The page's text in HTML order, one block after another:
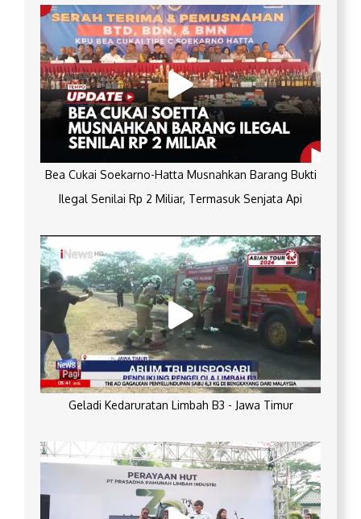
Bea Cukai Soekarno-Hatta Musnahkan Barang Bukti
Ilegal Senilai Rp 2 Miliar, Termasuk Senjata Api
Geladi Kedaruratan Limbah B3 - Jawa Timur